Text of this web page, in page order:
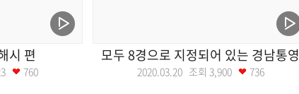
시 편
760
모두 8경으로 지정되어 있는 경남통영
2020.03.20 조회 3,900 736